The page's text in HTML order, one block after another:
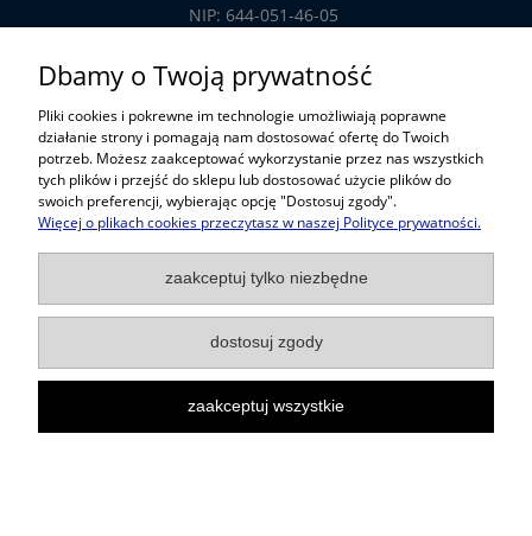
NIP: 644-051-46-05
tel.: 32-785-29-00
tel. kom: 609-808-147
handlowy@prosper.com.pl
Informacje
Pomoc w zakupach
Popularne kategorie
Dbamy o Twoją prywatność
Pliki cookies i pokrewne im technologie umożliwiają poprawne
działanie strony i pomagają nam dostosować ofertę do Twoich
potrzeb. Możesz zaakceptować wykorzystanie przez nas wszystkich
tych plików i przejść do sklepu lub dostosować użycie plików do
swoich preferencji, wybierając opcję "Dostosuj zgody".
Więcej o plikach cookies przeczytasz w naszej Polityce prywatności.
zaakceptuj tylko niezbędne
dostosuj zgody
zaakceptuj wszystkie